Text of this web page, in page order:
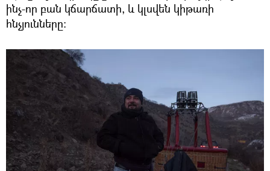
ինչ-որ բան կճարճատի, և կլսվեն կիթառի
հնչյունները։